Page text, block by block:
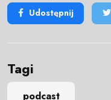
Udostępnij
Tagi
podcast